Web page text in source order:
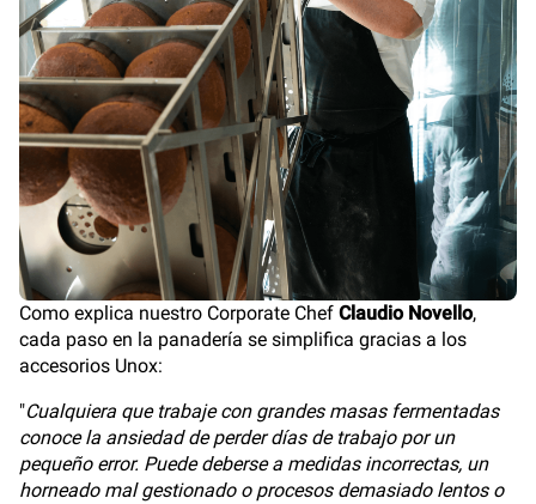
Como explica nuestro Corporate Chef Claudio Novello,
cada paso en la panadería se simplifica gracias a los
accesorios Unox:
"Cualquiera que trabaje con grandes masas fermentadas
conoce la ansiedad de perder días de trabajo por un
pequeño error. Puede deberse a medidas incorrectas, un
horneado mal gestionado o procesos demasiado lentos o